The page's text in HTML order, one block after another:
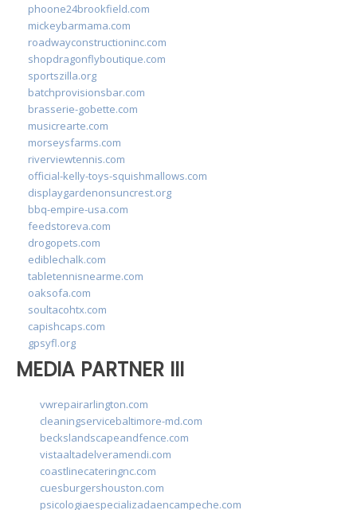
phoone24brookfield.com
mickeybarmama.com
roadwayconstructioninc.com
shopdragonflyboutique.com
sportszilla.org
batchprovisionsbar.com
brasserie-gobette.com
musicrearte.com
morseysfarms.com
riverviewtennis.com
official-kelly-toys-squishmallows.com
displaygardenonsuncrest.org
bbq-empire-usa.com
feedstoreva.com
drogopets.com
ediblechalk.com
tabletennisnearme.com
oaksofa.com
soultacohtx.com
capishcaps.com
gpsyfl.org
MEDIA PARTNER III
vwrepairarlington.com
cleaningservicebaltimore-md.com
beckslandscapeandfence.com
vistaaltadelveramendi.com
coastlinecateringnc.com
cuesburgershouston.com
psicologiaespecializadaencampeche.com